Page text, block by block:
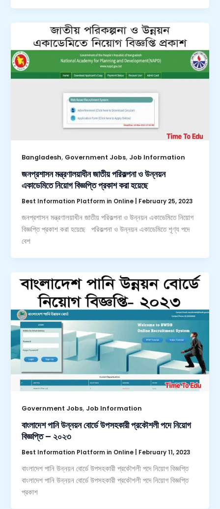
Bangladesh, Government Jobs, Job Information
জনপ্রশাসন মন্ত্রণালয়াধীন জাতীয় পরিকল্পনা ও উন্নয়ন
একাডেমিতে নিয়োগ বিজ্ঞপ্তি প্রকাশ করা হয়েছে
Best Information Platform in Online February 25, 2023
জনপ্রশাসন মন্ত্রণালয়াধীন জাতীয় পরিকল্পনা ও উন্নয়ন একাডেমিতে নিয়োগ
বিজ্ঞপ্তি প্রকাশ করা হয়েছে পরিকল্পনা ও উন্নয়ন একাডেমিতে শূণ্য পদে
বেশ
Government Jobs, Job Information
বাংলাদেশ পানি উন্নয়ন বোর্ডে উপসহকারী প্রকৌশলী পদে নিয়োগ
বিজ্ঞপ্তি – ২০২৩
Best Information Platform in Online February 11, 2023
বাংলাদেশ পানি উন্নয়ন বোর্ডে উপসহকারী প্রকৌশলী পদে নিয়োগ বিজ্ঞপ্তি
বাংলাদেশ পানি উন্নয়ন বোর্ডে উপসহকারী প্রকৌশলী পদে নিয়োগ বিজ্ঞপ্তি
প্রকাশ